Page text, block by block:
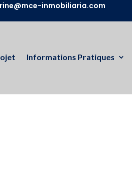
inmobiliaria.com
Informations Pratiques